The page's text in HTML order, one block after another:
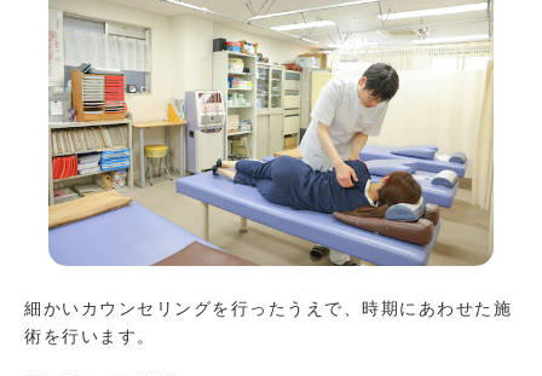
細かいカウンセリングを行ったうえで、時期にあわせた施
術を行います。